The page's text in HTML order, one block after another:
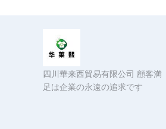
四川華来西貿易有限公司 顧客満
足は企業の永遠の追求です